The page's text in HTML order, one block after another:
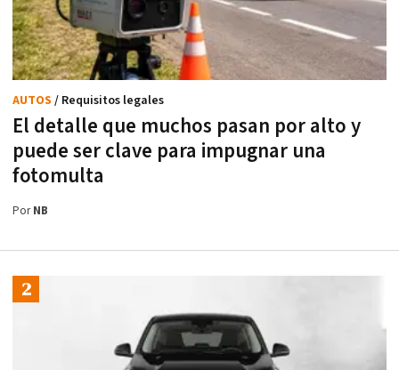
El detalle que muchos pasan por alto y
puede ser clave para impugnar una
fotomulta
AUTOS / Requisitos legales
PorNB